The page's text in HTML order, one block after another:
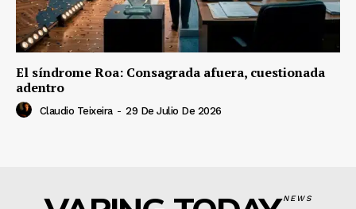
El síndrome Roa: Consagrada afuera, cuestionada
adentro
Claudio Teixeira - 29 De Julio De 2026
NEWS